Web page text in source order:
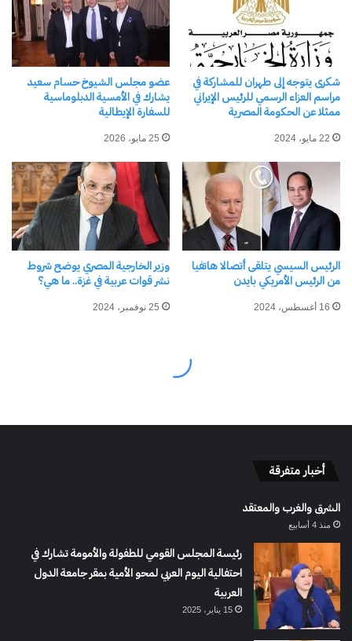
أخبار متفرقة
الشرق والغرب والمعتقد
منذ 4 أسابيع
رئيسة المجلس القومي للطفولة والأمومة تشارك في
احتفالية اليوم العربي لمحو الأمية بمقر جامعة الدول
العربية
15 يناير، 2025